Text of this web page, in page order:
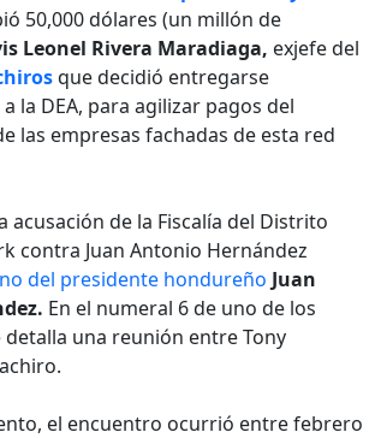
50,000 dólares (un millón de
Leonel Rivera Maradiaga, exjefe del
que decidió entregarse
la DEA, para agilizar pagos del
las empresas fachadas de esta red
acusación de la Fiscalía del Distrito
contra Juan Antonio Hernández
del presidente hondureño Juan
En el numeral 6 de uno de los
una reunión entre Tony
el encuentro ocurrió entre febrero